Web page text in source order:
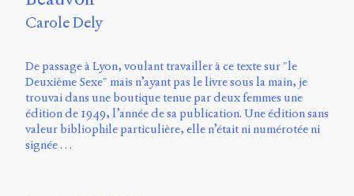
Carole Dely
De passage à Lyon, voulant travailler à ce texte sur "le
Deuxième Sexe" mais n’ayant pas le livre sous la main, je
trouvai dans une boutique tenue par deux femmes une
édition de 1949, l’année de sa publication. Une édition sans
valeur bibliophile particulière, elle n’était ni numérotée ni
signée …